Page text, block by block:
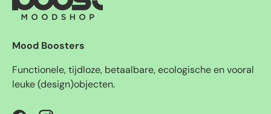
Mood Boosters
Functionele, tijdloze, betaalbare, ecologische en vooral
leuke (design)objecten.